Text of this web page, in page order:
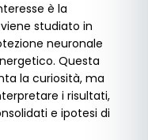
è la
studiato in
neuronale
Questa
la curiosità, ma
i risultati,
e ipotesi di